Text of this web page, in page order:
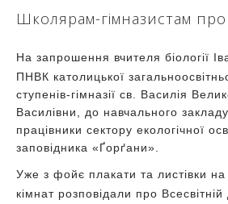
Школярам-гімназистам
На запрошення вчителя біології
ПНВК католицької
ступенів-гімназії св. Василія
Василівни, до навчального закладу
працівники сектору екологічної
заповідника «Ґорґани».
Уже з фойє плакати та листівки
кімнат розповідали про